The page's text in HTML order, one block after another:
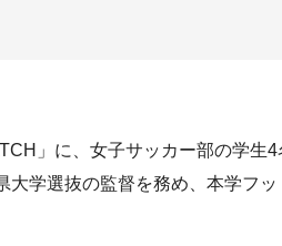
」に、女子サッカー部の学生4
学選抜の監督を務め、本学フッ